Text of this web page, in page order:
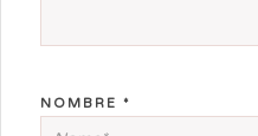
NOMBRE *